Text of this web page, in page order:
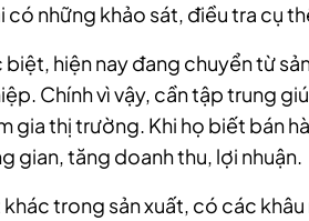
có những khảo sát, điều tra cụ
hiện nay đang chuyển từ
Chính vì vậy, cần tập trung
gia thị trường. Khi họ biết bán
gian, tăng doanh thu, lợi nhuận.
khác trong sản xuất, có các